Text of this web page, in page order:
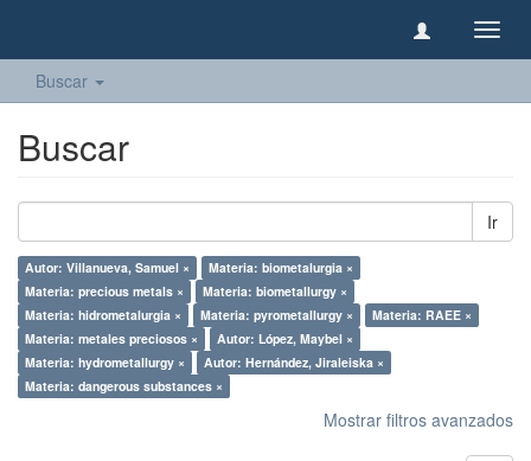
Buscar
Buscar
Ir
Autor: Villanueva, Samuel ×
Materia: biometalurgia ×
Materia: precious metals ×
Materia: biometallurgy ×
Materia: hidrometalurgia ×
Materia: pyrometallurgy ×
Materia: RAEE ×
Materia: metales preciosos ×
Autor: López, Maybel ×
Materia: hydrometallurgy ×
Autor: Hernández, Jiraleiska ×
Materia: dangerous substances ×
Mostrar filtros avanzados